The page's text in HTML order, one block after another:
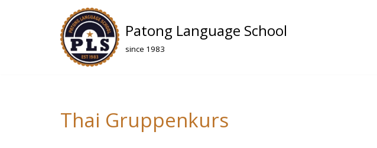
Patong Language School
since 1983
Thai Gruppenkurs